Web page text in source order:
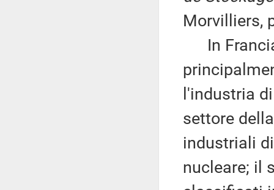
Morvilliers,
In
l'industria
settore
industriali
nucleare; il